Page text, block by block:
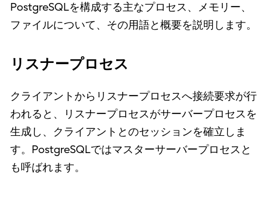
PostgreSQLを構成する主なプロセス、メモリー、
ファイルについて、その用語と概要を説明します。
リスナープロセス
クライアントからリスナープロセスへ接続要求が行
われると、リスナープロセスがサーバープロセスを
生成し、クライアントとのセッションを確立しま
す。PostgreSQLではマスターサーバープロセスと
も呼ばれます。